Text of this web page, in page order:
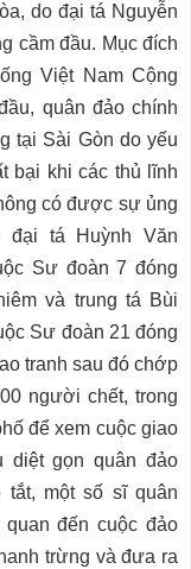
do đại tá Nguyễn
cầm đầu. Mục đích
Việt Nam Cộng
quân đảo chính
tại Sài Gòn do yếu
bại khi các thủ lĩnh
có được sự ủng
đại tá Huỳnh Văn
Sư đoàn 7 đóng
và trung tá Bùi
Sư đoàn 21 đóng
tranh sau đó chớp
người chết, trong
để xem cuộc giao
diệt gọn quân đảo
tắt, một số sĩ quân
đến cuộc đảo
trừng và đưa ra